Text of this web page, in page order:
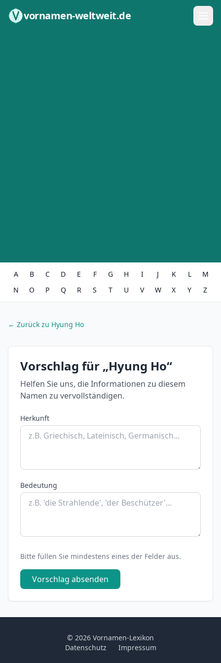
vornamen-weltweit.de
A B C D E F G H I J K L
M
N
O P Q R S T U V W X Y Z
← Zurück zu Hyung Ho
Vorschlag für „Hyung Ho“
Helfen Sie uns, die Informationen zu diesem
Namen zu vervollständigen.
Herkunft
Bedeutung
Bitte füllen Sie mindestens eines der Felder aus.
Vorschlag absenden
© 2026 Vornamen-Lexikon
Datenschutz
Impressum